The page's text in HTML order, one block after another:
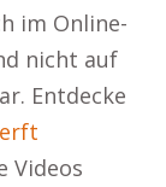
im Online-
nicht auf
Entdecke
Videos